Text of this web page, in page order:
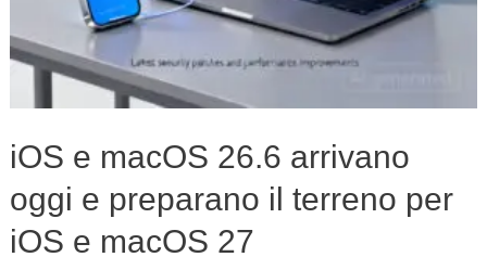
iOS e macOS 26.6 arrivano
oggi e preparano il terreno per
iOS e macOS 27
e